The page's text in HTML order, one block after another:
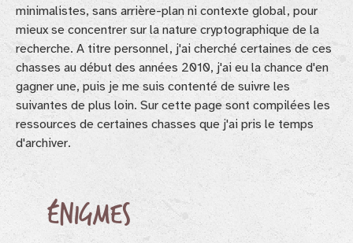
minimalistes, sans arrière-plan ni contexte global, pour
mieux se concentrer sur la nature cryptographique de la
recherche. A titre personnel, j'ai cherché certaines de ces
chasses au début des années 2010, j'ai eu la chance d'en
gagner une, puis je me suis contenté de suivre les
suivantes de plus loin. Sur cette page sont compilées les
ressources de certaines chasses que j'ai pris le temps
d'archiver.
Énigmes